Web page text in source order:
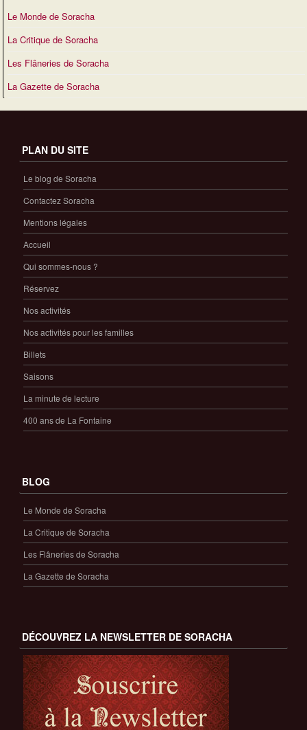
Le Monde de Soracha
La Critique de Soracha
Les Flâneries de Soracha
La Gazette de Soracha
PLAN DU SITE
Le blog de Soracha
Contactez Soracha
Mentions légales
Accueil
Qui sommes-nous ?
Réservez
Nos activités
Nos activités pour les familles
Billets
Saisons
La minute de lecture
400 ans de La Fontaine
BLOG
Le Monde de Soracha
La Critique de Soracha
Les Flâneries de Soracha
La Gazette de Soracha
DÉCOUVREZ LA NEWSLETTER DE SORACHA